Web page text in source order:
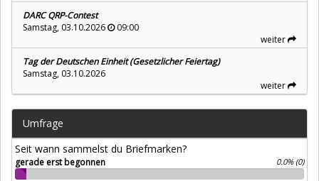
DARC QRP-Contest
Samstag, 03.10.2026
09:00
weiter
Tag der Deutschen Einheit (Gesetzlicher Feiertag)
Samstag, 03.10.2026
weiter
Umfrage
Seit wann sammelst du Briefmarken?
gerade erst begonnen 0.0% (0)